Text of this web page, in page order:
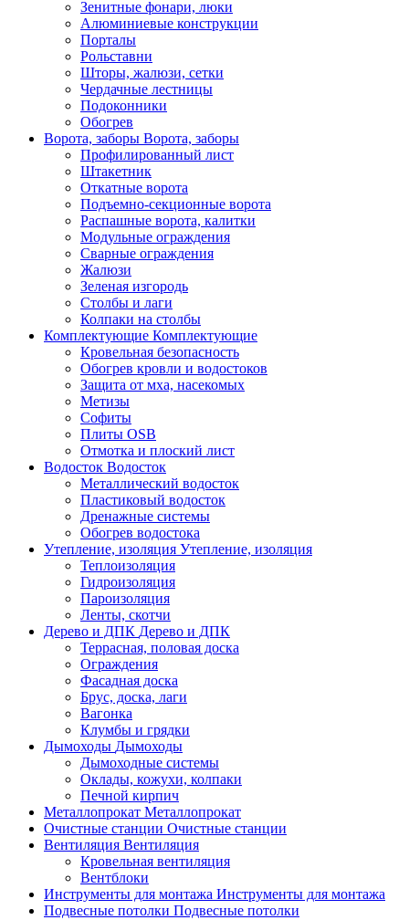
Зенитные фонари, люки
Алюминиевые конструкции
Порталы
Рольставни
Шторы, жалюзи, сетки
Чердачные лестницы
Подоконники
Обогрев
Ворота, заборы Ворота, заборы
Профилированный лист
Штакетник
Откатные ворота
Подъемно-секционные ворота
Распашные ворота, калитки
Модульные ограждения
Сварные ограждения
Жалюзи
Зеленая изгородь
Столбы и лаги
Колпаки на столбы
Комплектующие Комплектующие
Кровельная безопасность
Обогрев кровли и водостоков
Защита от мха, насекомых
Метизы
Софиты
Плиты OSB
Отмотка и плоский лист
Водосток Водосток
Металлический водосток
Пластиковый водосток
Дренажные системы
Обогрев водостока
Утепление, изоляция Утепление, изоляция
Теплоизоляция
Гидроизоляция
Пароизоляция
Ленты, скотчи
Дерево и ДПК Дерево и ДПК
Террасная, половая доска
Ограждения
Фасадная доска
Брус, доска, лаги
Вагонка
Клумбы и грядки
Дымоходы Дымоходы
Дымоходные системы
Оклады, кожухи, колпаки
Печной кирпич
Металлопрокат Металлопрокат
Очистные станции Очистные станции
Вентиляция Вентиляция
Кровельная вентиляция
Вентблоки
Инструменты для монтажа Инструменты для монтажа
Подвесные потолки Подвесные потолки